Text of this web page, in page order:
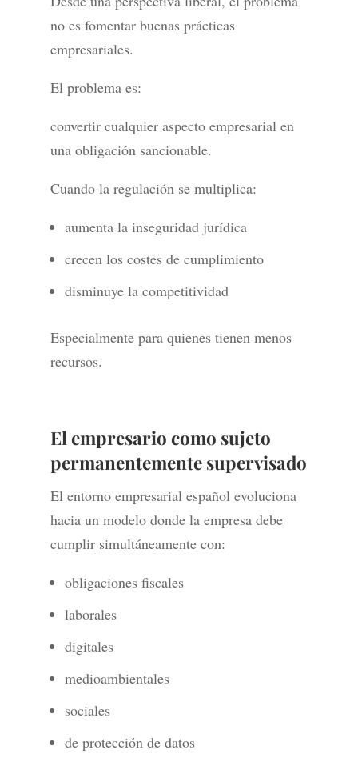
no es fomentar buenas prácticas
empresariales.
El problema es:
convertir cualquier aspecto empresarial en
una obligación sancionable.
Cuando la regulación se multiplica:
aumenta la inseguridad jurídica
crecen los costes de cumplimiento
disminuye la competitividad
Especialmente para quienes tienen menos
recursos.
El empresario como sujeto
permanentemente supervisado
El entorno empresarial español evoluciona
hacia un modelo donde la empresa debe
cumplir simultáneamente con:
obligaciones fiscales
laborales
digitales
medioambientales
sociales
de protección de datos